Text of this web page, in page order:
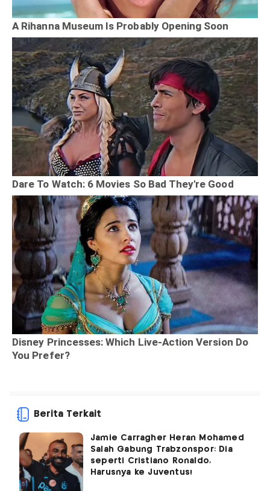
Berita Terkait
Jamie Carragher Heran Mohamed
Salah Gabung Trabzonspor: Dia
seperti Cristiano Ronaldo,
Harusnya ke Juventus!